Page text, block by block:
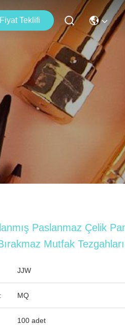
Fiyat Teklifi
Paslanmaz Çelik
Mutfak
JJW
MQ
100 adet